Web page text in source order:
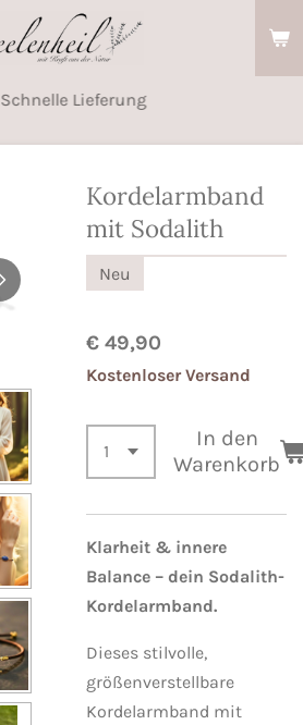
Schnelle Lieferung
Kordelarmband
mit Sodalith
Neu
€ 49,90
Kostenloser Versand
In den
Warenkorb
Klarheit & innere
Balance – dein Sodalith-
Kordelarmband.
Dieses stilvolle,
größenverstellbare
Kordelarmband mit